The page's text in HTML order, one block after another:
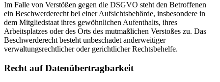
Im Falle von Verstößen gegen die DSGVO steht den Betroffenen
ein Beschwerderecht bei einer Aufsichtsbehörde, insbesondere in
dem Mitgliedstaat ihres gewöhnlichen Aufenthalts, ihres
Arbeitsplatzes oder des Orts des mutmaßlichen Verstoßes zu. Das
Beschwerderecht besteht unbeschadet anderweitiger
verwaltungsrechtlicher oder gerichtlicher Rechtsbehelfe.
Recht auf Daten­übertrag­barkeit